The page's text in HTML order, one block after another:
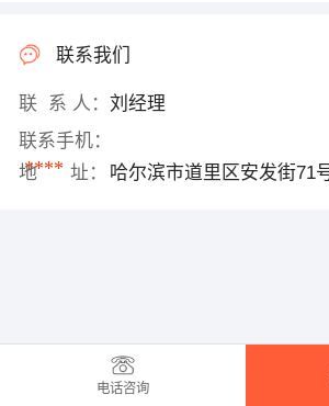
联系我们
联 系 人： 刘经理
联系手机：
****
地 址： 哈尔滨市道里区安发街71
电话咨询